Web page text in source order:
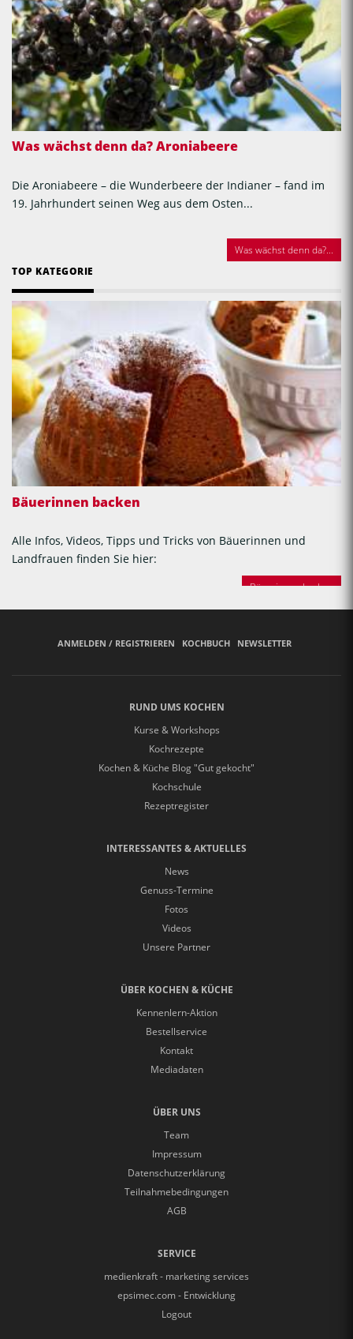
Was wächst denn da? Aroniabeere
Die Aroniabeere – die Wunderbeere der Indianer – fand im
19. Jahrhundert seinen Weg aus dem Osten...
Was wächst denn da?...
TOP KATEGORIE
Bäuerinnen backen
Alle Infos, Videos, Tipps und Tricks von Bäuerinnen und
Landfrauen finden Sie hier:
Bäuerinnen backen
ANMELDEN / REGISTRIEREN KOCHBUCH NEWSLETTER
RUND UMS KOCHEN
Kurse & Workshops
Kochrezepte
Kochen & Küche Blog "Gut gekocht"
Kochschule
Rezeptregister
INTERESSANTES & AKTUELLES
News
Genuss-Termine
Fotos
Videos
Unsere Partner
ÜBER KOCHEN & KÜCHE
Kennenlern-Aktion
Bestellservice
Kontakt
Mediadaten
ÜBER UNS
Team
Impressum
Datenschutzerklärung
Teilnahmebedingungen
AGB
SERVICE
medienkraft - marketing services
epsimec.com - Entwicklung
Logout